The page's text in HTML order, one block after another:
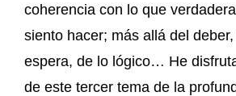
coherencia con lo que
siento hacer; más allá del
espera, de lo lógico… He
de este tercer tema de la